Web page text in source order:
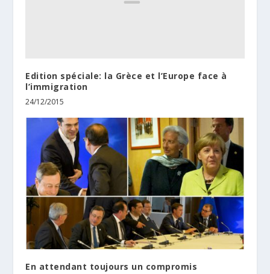
Edition spéciale: la Grèce et l’Europe face à
l’immigration
24/12/2015
En attendant toujours un compromis